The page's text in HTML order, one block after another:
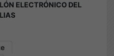
ELECTRÓNICO DEL